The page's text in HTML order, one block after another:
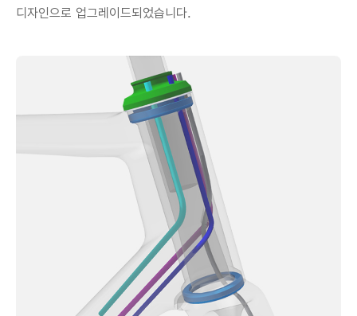
디자인으로 업그레이드되었습니다.